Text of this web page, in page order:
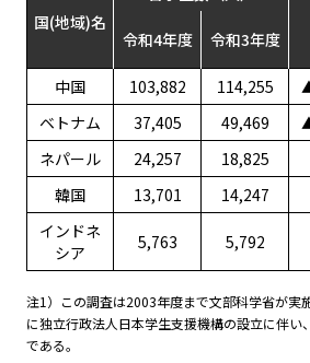
国(地域)名
令和4年度 令和3年度
中国
103,882 114,255
ベトナム
37,405 49,469
ネパール
24,257 18,825
韓国
13,701 14,247
インドネ
シア
5,763 5,792
注1）この調査は2003年度まで文部科学省が実
に独立行政法人日本学生支援機構の設立に伴い
である。